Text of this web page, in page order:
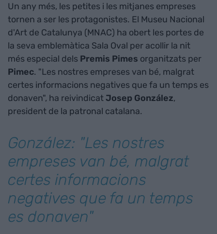
Un any més, les petites i les mitjanes empreses
tornen a ser les protagonistes. El Museu Nacional
d'Art de Catalunya (MNAC) ha obert les portes de
la seva emblemàtica Sala Oval per acollir la nit
més especial dels Premis Pimes organitzats per
Pimec. "Les nostres empreses van bé, malgrat
certes informacions negatives que fa un temps es
donaven", ha reivindicatJosep González,
president de la patronal catalana.
González: "Les nostres
empreses van bé, malgrat
certes informacions
negatives que fa un temps
es donaven"